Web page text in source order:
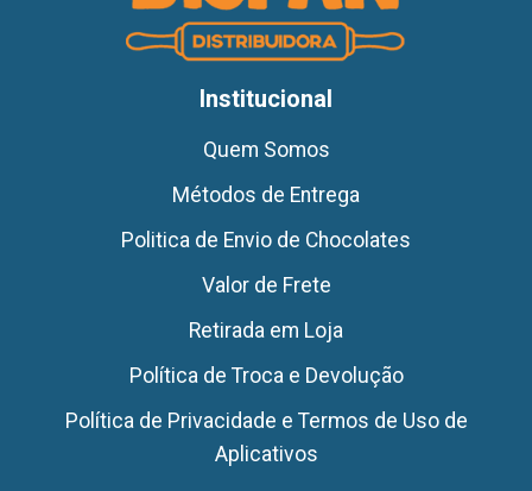
Institucional
Quem Somos
Métodos de Entrega
Politica de Envio de Chocolates
Valor de Frete
Retirada em Loja
Política de Troca e Devolução
Política de Privacidade e Termos de Uso de
Aplicativos